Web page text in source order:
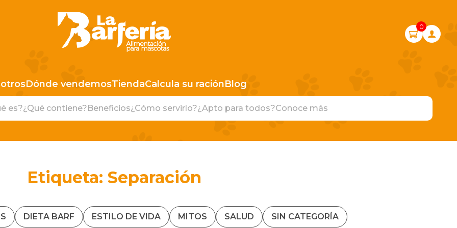
0
Dónde vendemosTiendaCalcula su raciónBlog
es?¿Qué contiene?Beneficios¿Cómo servirlo?¿Apto para todos?Conoce más
Etiqueta: Separación
DIETA BARF ESTILO DE VIDA MITOS SALUD SIN CATEGORÍA